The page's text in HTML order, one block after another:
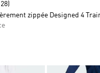
zippée Designed 4